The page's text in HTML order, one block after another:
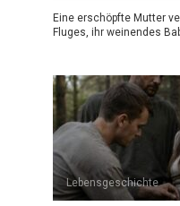
Eine erschöpfte Mutter
Fluges, ihr weinendes
Lebensgeschichte